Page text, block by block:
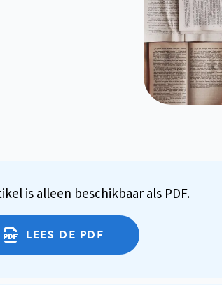
is alleen beschikbaar als PDF.
LEES DE PDF